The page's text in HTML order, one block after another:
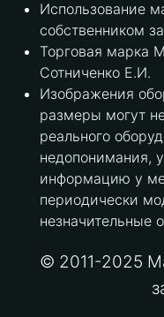
Использование
собственником
Торговая марка
Сотниченко Е.И.
Изображения
размеры могут
реального
недопонимания,
информацию у
периодически
незначительные
© 2011-2025